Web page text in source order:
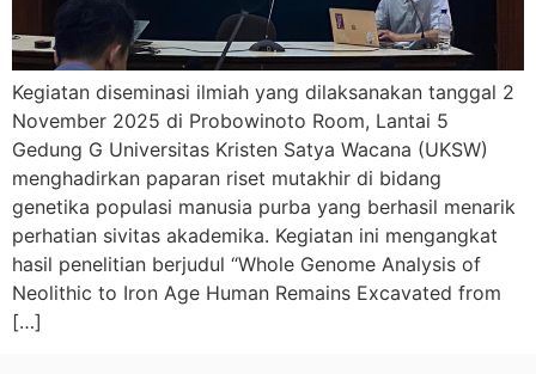
Kegiatan diseminasi ilmiah yang dilaksanakan tanggal 2
November 2025 di Probowinoto Room, Lantai 5
Gedung G Universitas Kristen Satya Wacana (UKSW)
menghadirkan paparan riset mutakhir di bidang
genetika populasi manusia purba yang berhasil menarik
perhatian sivitas akademika. Kegiatan ini mengangkat
hasil penelitian berjudul “Whole Genome Analysis of
Neolithic to Iron Age Human Remains Excavated from
[…]